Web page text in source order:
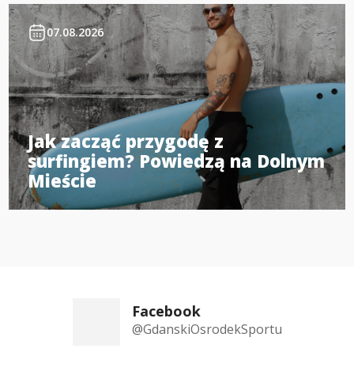
07.08.2026
Jak zacząć przygodę z
surfingiem? Powiedzą na Dolnym
Mieście
Facebook
@GdanskiOsrodekSportu